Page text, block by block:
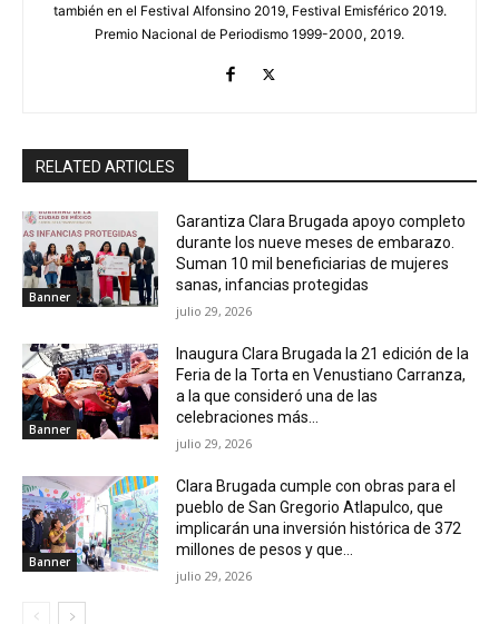
también en el Festival Alfonsino 2019, Festival Emisférico 2019.
Premio Nacional de Periodismo 1999-2000, 2019.
RELATED ARTICLES
Banner
Garantiza Clara Brugada apoyo completo
durante los nueve meses de embarazo.
Suman 10 mil beneficiarias de mujeres
sanas, infancias protegidas
julio 29, 2026
Banner
Inaugura Clara Brugada la 21 edición de la
Feria de la Torta en Venustiano Carranza,
a la que consideró una de las
celebraciones más...
julio 29, 2026
Banner
Clara Brugada cumple con obras para el
pueblo de San Gregorio Atlapulco, que
implicarán una inversión histórica de 372
millones de pesos y que...
julio 29, 2026